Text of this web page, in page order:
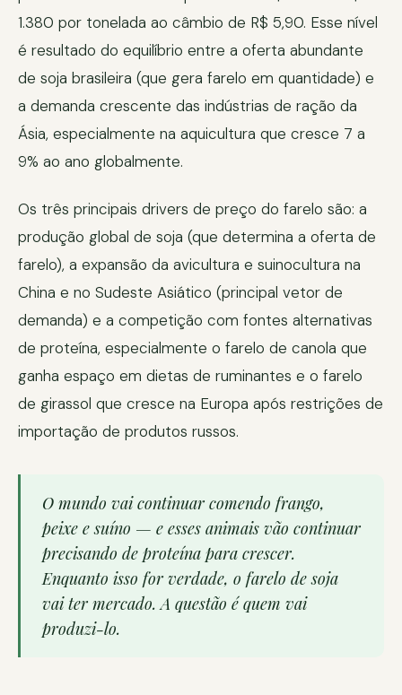
1.380 por tonelada ao câmbio de R$ 5,90. Esse nível
é resultado do equilíbrio entre a oferta abundante
de soja brasileira (que gera farelo em quantidade) e
a demanda crescente das indústrias de ração da
Ásia, especialmente na aquicultura que cresce 7 a
9% ao ano globalmente.
Os três principais drivers de preço do farelo são: a
produção global de soja (que determina a oferta de
farelo), a expansão da avicultura e suinocultura na
China e no Sudeste Asiático (principal vetor de
demanda) e a competição com fontes alternativas
de proteína, especialmente o farelo de canola que
ganha espaço em dietas de ruminantes e o farelo
de girassol que cresce na Europa após restrições de
importação de produtos russos.
O mundo vai continuar comendo frango,
peixe e suíno — e esses animais vão continuar
precisando de proteína para crescer.
Enquanto isso for verdade, o farelo de soja
vai ter mercado. A questão é quem vai
produzi-lo.